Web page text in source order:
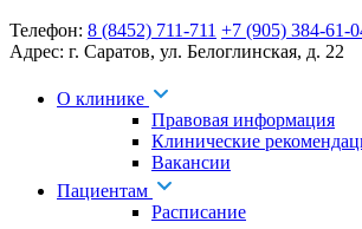
Телефон: 8 (8452) 711-711 +7 (905) 384-61-
Адрес: г. Саратов, ул. Белоглинская, д. 22
О клинике
Правовая информация
Клинические
Вакансии
Пациентам
Расписание